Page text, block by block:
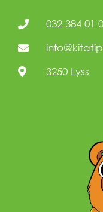
032 384 01
3250 Lyss